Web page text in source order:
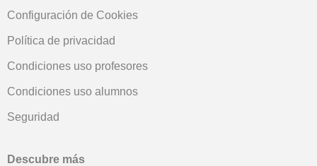
Configuración de Cookies
Política de privacidad
Condiciones uso profesores
Condiciones uso alumnos
Seguridad
Descubre más